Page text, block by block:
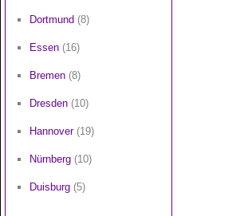
Dortmund (8)
Essen (16)
Bremen (8)
Dresden (10)
Hannover(19)
Nürnberg (10)
Duisburg (5)